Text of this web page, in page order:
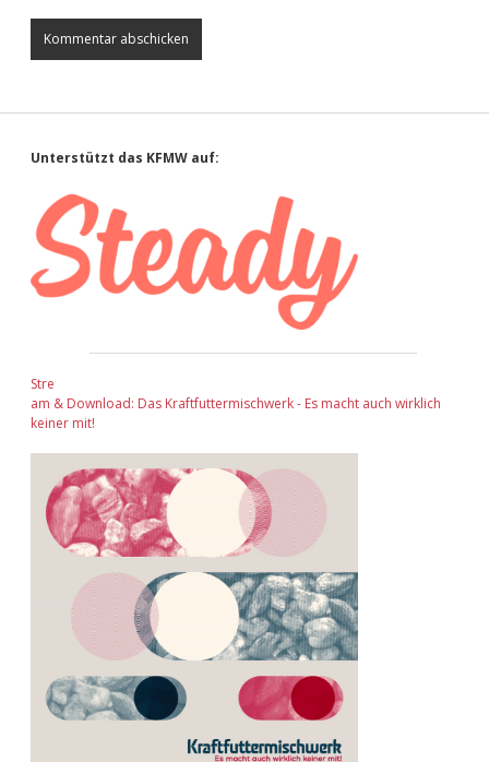
Sidebar
Unterstützt das KFMW auf:
Stre
am & Download: Das Kraftfuttermischwerk - Es macht auch wirklich
keiner mit!